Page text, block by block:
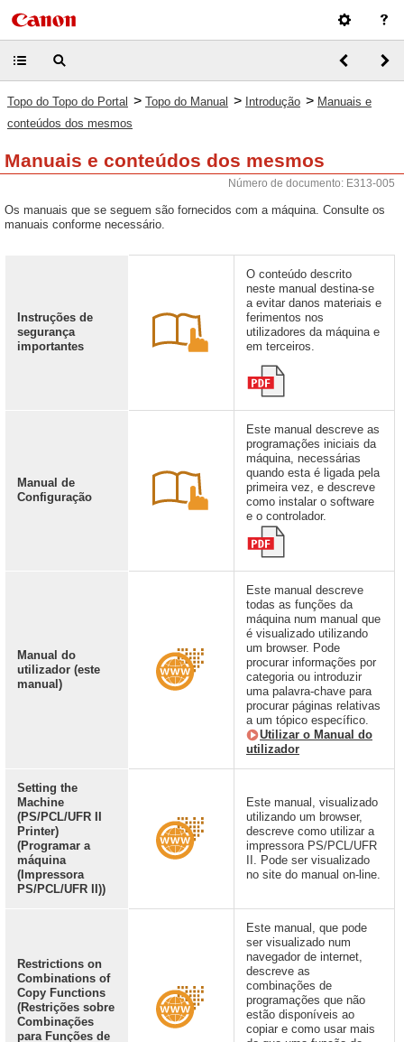
Topo do Topo do Portal > Topo do Manual > Introdução > Manuais e
conteúdos dos mesmos
Manuais e conteúdos dos mesmos
Número de documento: E313-005
Os manuais que se seguem são fornecidos com a máquina. Consulte os
manuais conforme necessário.
Instruções de
segurança
importantes
O conteúdo descrito
neste manual destina-se
a evitar danos materiais e
ferimentos nos
utilizadores da máquina e
em terceiros.
Manual de
Configuração
Este manual descreve as
programações iniciais da
máquina, necessárias
quando esta é ligada pela
primeira vez, e descreve
como instalar o software
e o controlador.
Manual do
utilizador (este
manual)
Este manual descreve
todas as funções da
máquina num manual que
é visualizado utilizando
um browser. Pode
procurar informações por
categoria ou introduzir
uma palavra-chave para
procurar páginas relativas
a um tópico específico.
Utilizar o Manual do
utilizador
Setting the
Machine
(PS/PCL/UFR II
Printer)
(Programar a
máquina
(Impressora
PS/PCL/UFR II))
Este manual, visualizado
utilizando um browser,
descreve como utilizar a
impressora PS/PCL/UFR
II. Pode ser visualizado
no site do manual on-line.
Restrictions on
Combinations of
Copy Functions
(Restrições sobre
Combinações
para Funções de
Este manual, que pode
ser visualizado num
navegador de internet,
descreve as
combinações de
programações que não
estão disponíveis ao
copiar e como usar mais